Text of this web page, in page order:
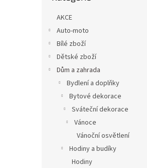
AKCE
Auto-moto
Bílé zboží
Dětské zboží
Dům a zahrada
Bydlení a doplňky
Bytové dekorace
Sváteční dekorace
Vánoce
Vánoční osvětlení
Hodiny a budíky
Hodiny